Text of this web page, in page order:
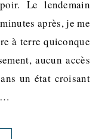
Le lendemain
après, je me
à terre quiconque
aucun accès
un état croisant